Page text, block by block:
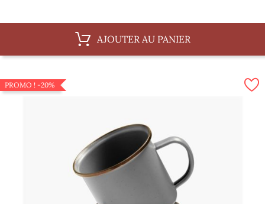
AJOUTER AU PANIER
PROMO ! -20%